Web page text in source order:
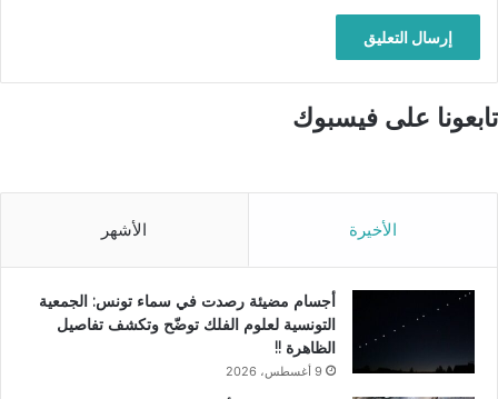
تابعونا على فيسبوك
الأخيرة الأشهر
أجسام مضيئة رصدت في سماء تونس: الجمعية
التونسية لعلوم الفلك توضّح وتكشف تفاصيل
الظاهرة !!
9 أغسطس، 2026